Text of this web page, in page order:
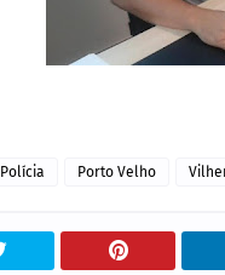
Polícia Porto Velho